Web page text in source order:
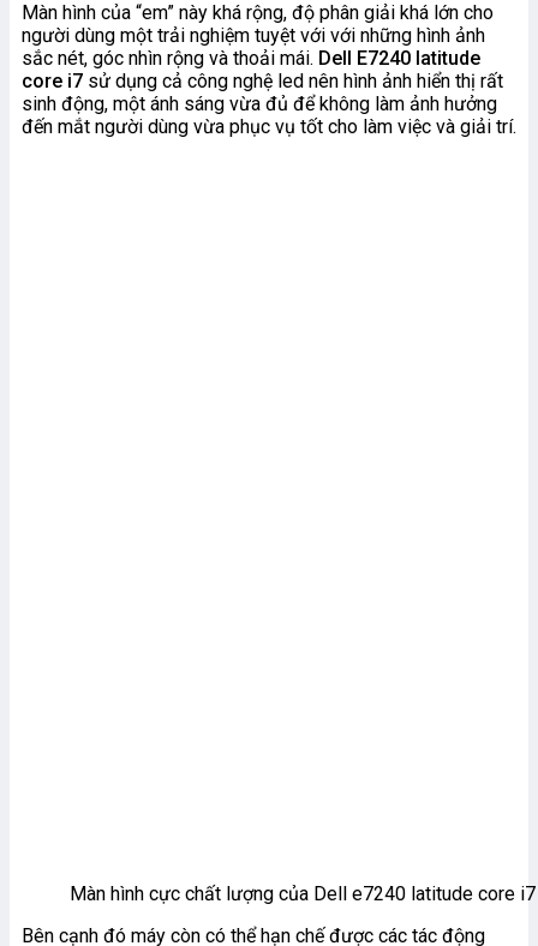
Màn hình của “em” này khá rộng, độ phân giải khá lớn cho
người dùng một trải nghiệm tuyệt với với những hình ảnh
sắc nét, góc nhìn rộng và thoải mái. Dell E7240 latitude
core i7 sử dụng cả công nghệ led nên hình ảnh hiển thị rất
sinh động, một ánh sáng vừa đủ để không làm ảnh hưởng
đến mắt người dùng vừa phục vụ tốt cho làm việc và giải trí.
Màn hình cực chất lượng của Dell e7240 latitude core i7
Bên cạnh đó máy còn có thể hạn chế được các tác động